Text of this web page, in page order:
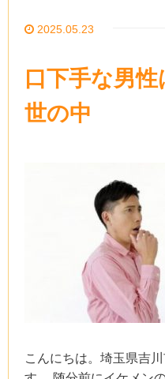
2025.05.23
口下手な男
世の中
こんにちは。埼玉県吉